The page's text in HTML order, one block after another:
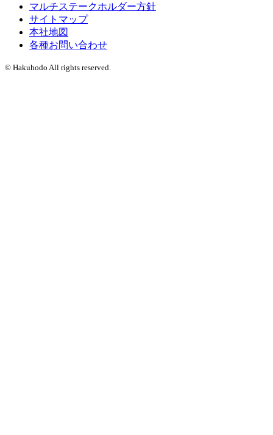
マルチステークホルダー方針
サイトマップ
本社地図
各種お問い合わせ
© Hakuhodo All rights reserved.